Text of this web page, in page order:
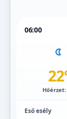
06:00
Hőérzet:
Eső esély